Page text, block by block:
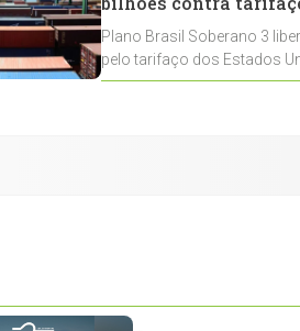
Plano Brasil Soberano 3
pelo tarifaço dos Estados
contemplados